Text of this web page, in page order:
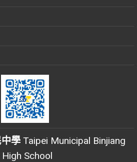
學 Taipei Municipal Binjiang
School